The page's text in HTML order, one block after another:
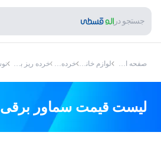
جستجو در
صفحه اصلی لوازم خانگی خرده ریز خرده ریز برقی
لیست قیمت سماور برقی